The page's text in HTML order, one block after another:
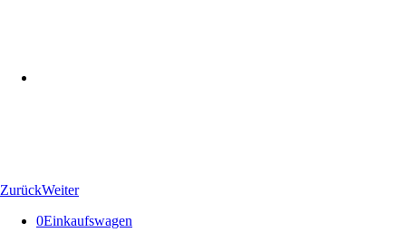
ZurückWeiter
0Einkaufswagen